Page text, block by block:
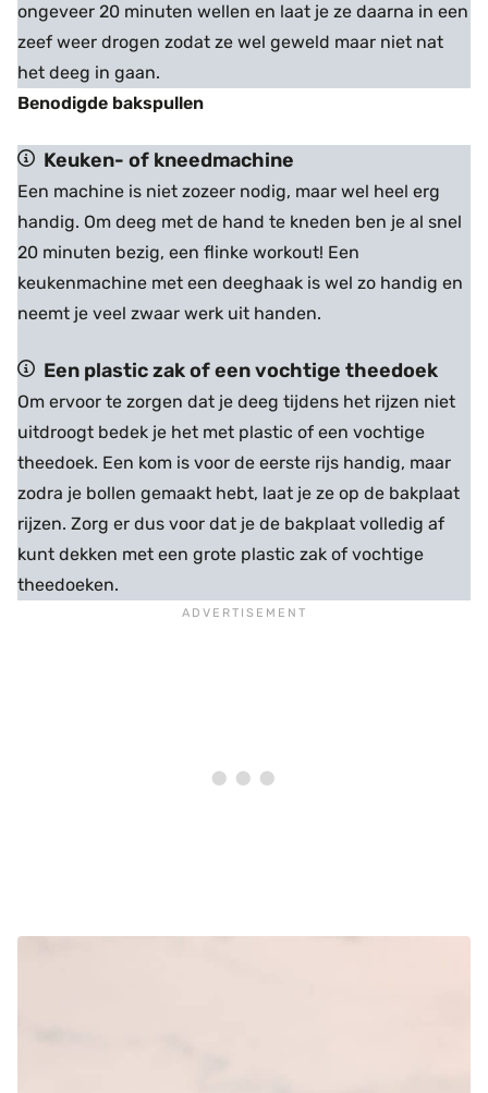
ongeveer 20 minuten wellen en laat je ze daarna in een
zeef weer drogen zodat ze wel geweld maar niet nat
het deeg in gaan.
Benodigde bakspullen
Keuken- of kneedmachine
Een machine is niet zozeer nodig, maar wel heel erg
handig. Om deeg met de hand te kneden ben je al snel
20 minuten bezig, een flinke workout! Een
keukenmachine met een deeghaak is wel zo handig en
neemt je veel zwaar werk uit handen.
Een plastic zak of een vochtige theedoek
Om ervoor te zorgen dat je deeg tijdens het rijzen niet
uitdroogt bedek je het met plastic of een vochtige
theedoek. Een kom is voor de eerste rijs handig, maar
zodra je bollen gemaakt hebt, laat je ze op de bakplaat
rijzen. Zorg er dus voor dat je de bakplaat volledig af
kunt dekken met een grote plastic zak of vochtige
theedoeken.